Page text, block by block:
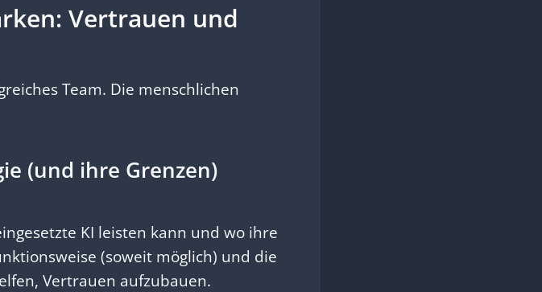
Vertrauen und
Team. Die menschlichen
(und ihre Grenzen)
KI leisten kann und wo ihre
(soweit möglich) und die
Vertrauen aufzubauen.